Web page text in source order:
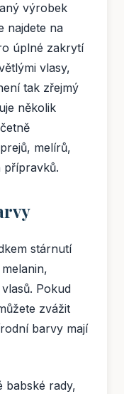
výrobek
najdete na
úplné zakrytí
vlasy,
tak zřejmý
několik
melírů,
přípravků.
stárnutí
Pokud
zvážit
barvy mají
babské rady,